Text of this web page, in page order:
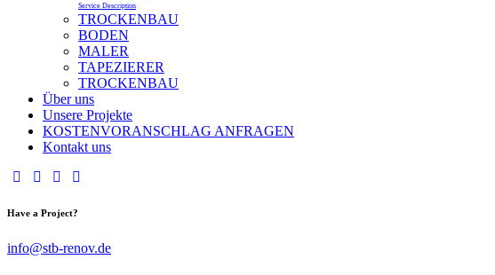
Service Description
TROCKENBAU
BODEN
MALER
TAPEZIERER
TROCKENBAU
Über uns
Unsere Projekte
KOSTENVORANSCHLAG ANFRAGEN
Kontakt uns
Have a Project?
info@stb-renov.de